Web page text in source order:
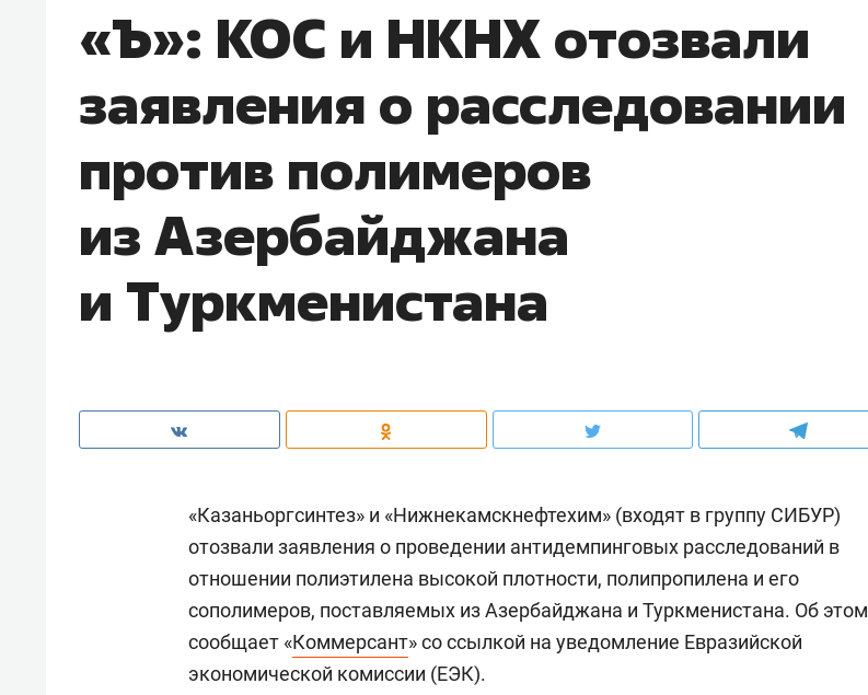
«Ъ»: КОС и НКНХ отозвали
заявления о расследовании
против полимеров
из Азербайджана
и Туркменистана
«Казаньоргсинтез» и «Нижнекамскнефтехим» (входят в группу СИБУР)
отозвали заявления о проведении антидемпинговых расследований в
отношении полиэтилена высокой плотности, полипропилена и его
сополимеров, поставляемых из Азербайджана и Туркменистана. Об этом
сообщает «Коммерсант» со ссылкой на уведомление Евразийской
экономической комиссии (ЕЭК).